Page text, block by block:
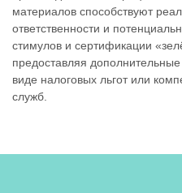
материалов способствуют
ответственности и
стимулов и сертификации
предоставляя
виде налоговых льгот или
служб.